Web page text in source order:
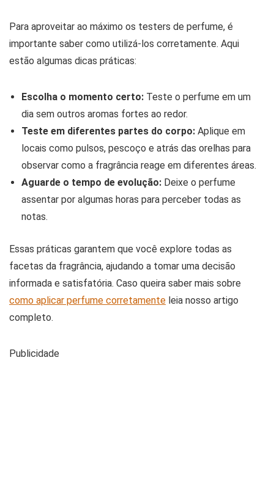
Para aproveitar ao máximo os testers de perfume, é
importante saber como utilizá-los corretamente. Aqui
estão algumas dicas práticas:
Escolha o momento certo: Teste o perfume em um
dia sem outros aromas fortes ao redor.
Teste em diferentes partes do corpo: Aplique em
locais como pulsos, pescoço e atrás das orelhas para
observar como a fragrância reage em diferentes áreas.
Aguarde o tempo de evolução: Deixe o perfume
assentar por algumas horas para perceber todas as
notas.
Essas práticas garantem que você explore todas as
facetas da fragrância, ajudando a tomar uma decisão
informada e satisfatória. Caso queira saber mais sobre
como aplicar perfume corretamente leia nosso artigo
completo.
Publicidade